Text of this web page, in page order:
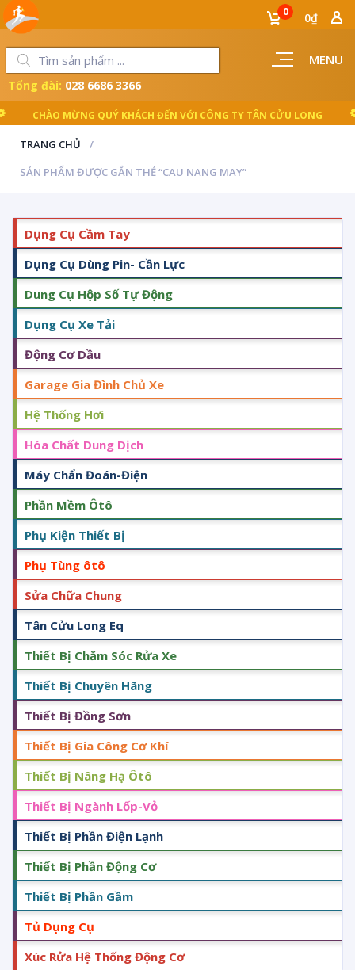
MENU
0 0₫
CHÀO MỪNG QUÝ KHÁCH ĐẾN VỚI CÔNG TY TÂN CỬU LONG
Tổng đài: 028 6686 3366
TRANG CHỦ
SẢN PHẨM ĐƯỢC GẮN THẺ “CAU NANG MAY”
Dụng Cụ Cầm Tay
Dụng Cụ Dùng Pin- Cần Lực
Dung Cụ Hộp Số Tự Động
Dụng Cụ Xe Tải
Động Cơ Dầu
Garage Gia Đình Chủ Xe
Hệ Thống Hơi
Hóa Chất Dung Dịch
Máy Chẩn Đoán-Điện
Phần Mềm Ôtô
Phụ Kiện Thiết Bị
Phụ Tùng ôtô
Sửa Chữa Chung
Tân Cửu Long Eq
Thiết Bị Chăm Sóc Rửa Xe
Thiết Bị Chuyên Hãng
Thiết Bị Đồng Sơn
Thiết Bị Gia Công Cơ Khí
Thiết Bị Nâng Hạ Ôtô
Thiết Bị Ngành Lốp-Vỏ
Thiết Bị Phần Điện Lạnh
Thiết Bị Phần Động Cơ
Thiết Bị Phần Gầm
Tủ Dụng Cụ
Xúc Rửa Hệ Thống Động Cơ